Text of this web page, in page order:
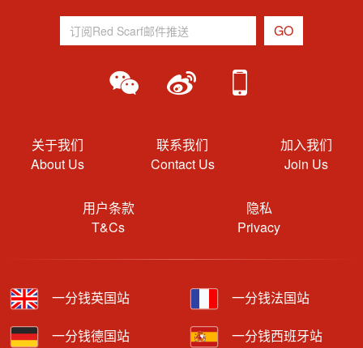
关于我们
About Us
联系我们
Contact Us
加入我们
Join Us
用户条款
T&Cs
隐私
Privacy
一分钱英国站 一分钱法国站
一分钱德国站 一分钱西班牙站